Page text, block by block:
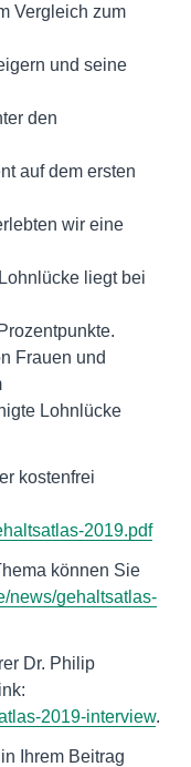
Vergleich zum
und seine
den
auf dem ersten
wir eine
liegt bei
Frauen und
Lohnlücke
kostenfrei
2019.pdf
können Sie
news/gehaltsatlas-
Dr. Philip
2019-interview.
Ihrem Beitrag